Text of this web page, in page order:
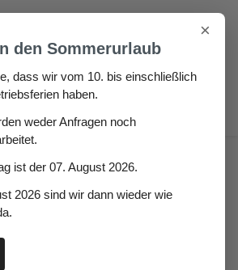
60°
2mm
×
den Sommerurlaub
dass wir vom 10. bis einschließlich
haben.
weder Anfragen noch
ist der 07. August 2026.
2026 sind wir dann wieder wie